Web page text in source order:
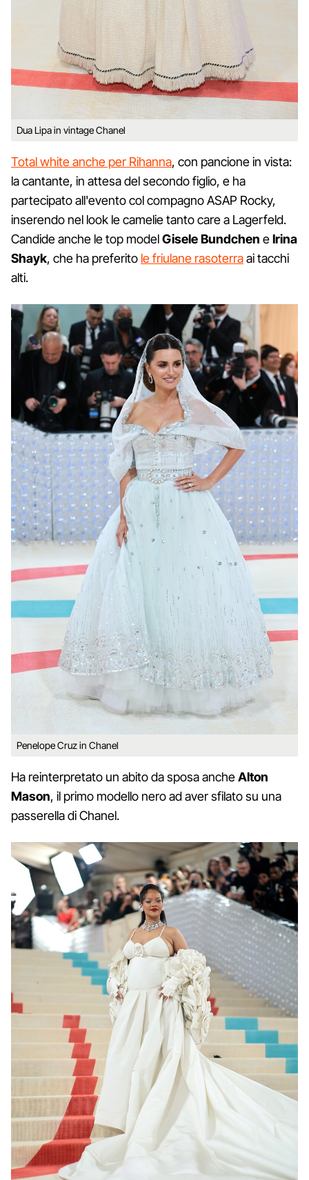
Dua Lipa in vintage Chanel
Total white anche per Rihanna, con pancione in vista:
la cantante, in attesa del secondo figlio, e ha
partecipato all'evento col compagno ASAP Rocky,
inserendo nel look le camelie tanto care a Lagerfeld.
Candide anche le top modelGisele Bundchen eIrina
Shayk, che ha preferito le friulane rasoterraai tacchi
alti.
Penelope Cruz in Chanel
Ha reinterpretato un abito da sposa ancheAlton
Mason, il primo modello nero ad aver sfilato su una
passerella di Chanel.